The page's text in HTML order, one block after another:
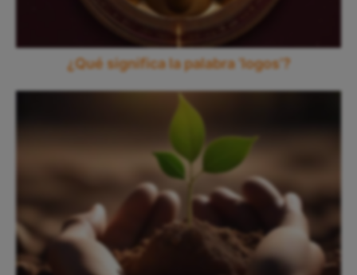
¿Qué significa la palabra ‘logos’?